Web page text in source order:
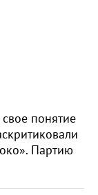
понятие
Партию